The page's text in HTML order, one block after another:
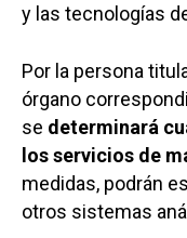
y las tecnologías
Por la persona
órgano
se determinará
los servicios de
medidas, podrán
otros sistemas